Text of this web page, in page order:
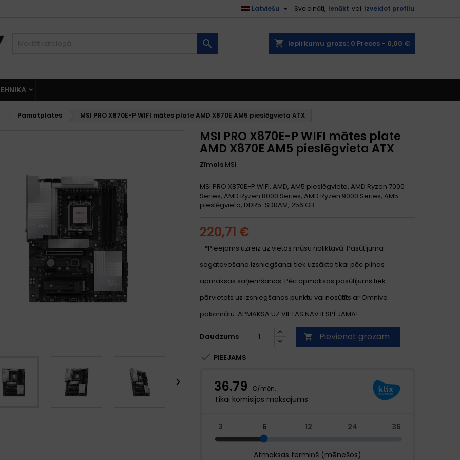
Sveicināti, Ienākt vai Izveidot profilu
Latviešu 
shopping_cart Iepirkumu grozs:: 0 Preces - 0,00 €

Pamatplates MSI PRO X870E-P WIFI mātes plate AMD X870E AM5 pieslēgvieta ATX

MSI PRO X870E-P WIFI mātes plate
AMD X870E AM5 pieslēgvieta ATX
Zīmols MSI
MSI PRO X870E-P WIFI, AMD, AM5 pieslēgvieta, AMD Ryzen 7000
Series, AMD Ryzen 8000 Series, AMD Ryzen 9000 Series, AM5
pieslēgvieta, DDR5-SDRAM, 256 GB
220,71 €
*Pieejams uzreiz uz vietas mūsu noliktavā. Pasūtījuma
sagatavošana izsniegšanai tiek uzsākta tikai pēc pilnas
apmaksas saņemšanas. Pēc apmaksas pasūtījums tiek
pārvietots uz izsniegšanas punktu vai nosūtīts ar Omniva
pakomātu. APMAKSA UZ VIETAS NAV IESPĒJAMA!
Daudzums  Pievienot grozam
 PIEEJAMS